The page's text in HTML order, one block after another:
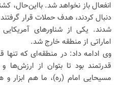
انفعال باز نخواهد شد. بااین‌حال،
دنبال کردند، هدف حملات قرار
شدند. یکی از شناورهای
اماراتی از منطقه خارج شد.
وی ادامه داد: در منطقه‌ای که تنها
قدرتمند بود تا بتوان از
مسیحایی امام (ره)، ما هم ابزار و